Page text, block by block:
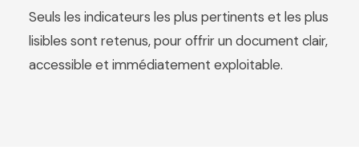
Seuls les indicateurs les plus pertinents et les plus
lisibles sont retenus, pour offrir un document clair,
accessible et immédiatement exploitable.